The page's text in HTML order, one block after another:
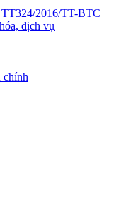
2016/TT-BTC
dịch vụ
chính